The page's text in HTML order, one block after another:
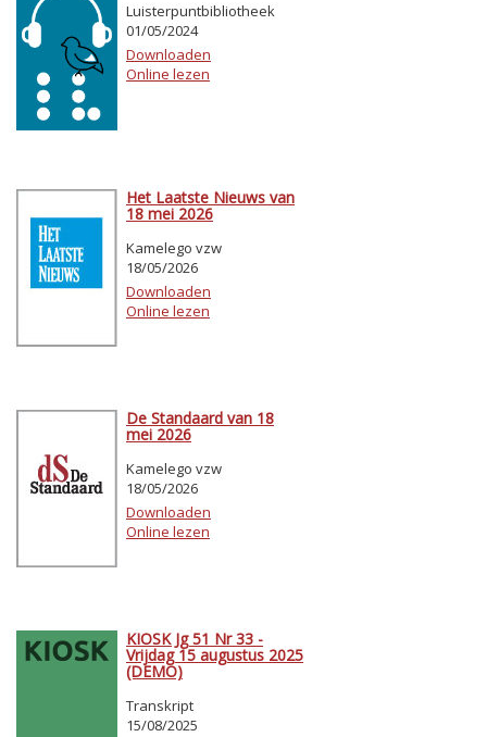
Luisterpuntbibliotheek
01/05/2024
Downloaden
Online lezen
Het Laatste Nieuws van
18 mei 2026
Kamelego vzw
18/05/2026
Downloaden
Online lezen
De Standaard van 18
mei 2026
Kamelego vzw
18/05/2026
Downloaden
Online lezen
KIOSK Jg 51 Nr 33 -
Vrijdag 15 augustus 2025
(DEMO)
Transkript
15/08/2025